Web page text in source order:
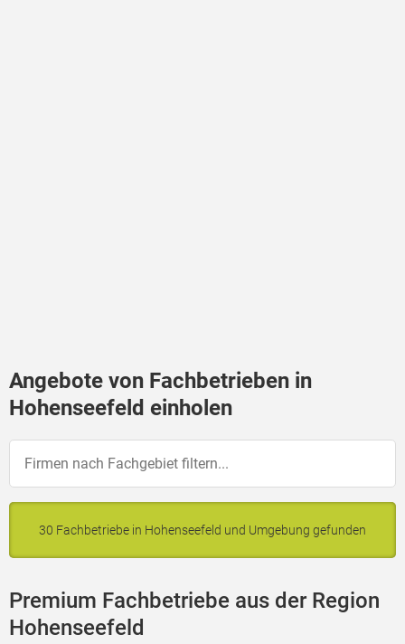
Angebote von Fachbetrieben in
Hohenseefeld einholen
30 Fachbetriebe in Hohenseefeld und Umgebung gefunden
Premium Fachbetriebe aus der Region
Hohenseefeld